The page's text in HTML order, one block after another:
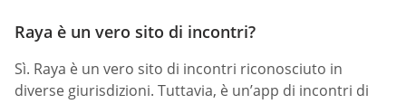
Raya è un vero sito di incontri?
Sì. Raya è un vero sito di incontri riconosciuto in
diverse giurisdizioni. Tuttavia, è un’app di incontri di